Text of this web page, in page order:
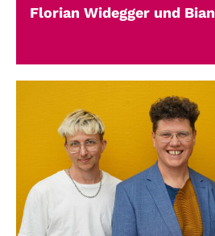
Florian Widegger und